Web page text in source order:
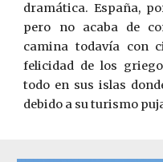
dramática. España,
pero no acaba de
camina todavía con
felicidad de los
todo en sus islas
debido a su turismo